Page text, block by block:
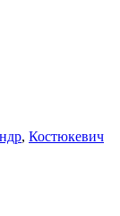
, Костюкевич